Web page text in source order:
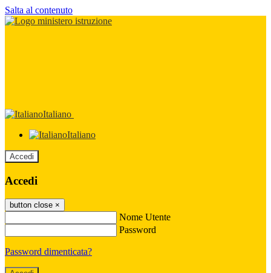
Salta al contenuto
Italiano
Italiano
Accedi
Accedi
button close ×
Nome Utente
Password
Password dimenticata?